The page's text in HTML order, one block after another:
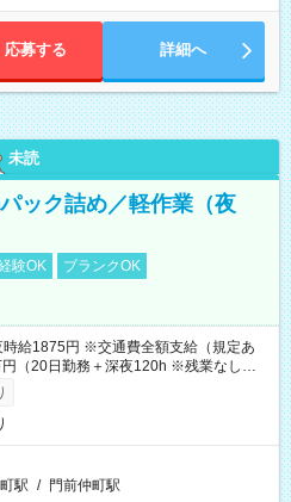
応募する 詳細へ
未読
ック詰め／軽作業（夜
験OK
ブランクOK
給1875円 ※交通費全額支給（規定あ
（20日勤務＋深夜120h ※残業なしの場
駅 / 門前仲町駅